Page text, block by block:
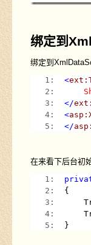
绑定到
绑定到
   1:
<
   2:
   3:
</
   4:
<
   5:
</
在来看下后台初
   1:
   2:
{
   3:
   4:
   5:
}